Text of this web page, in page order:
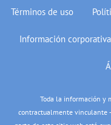
Términos de uso
Información corporativa
Toda la información y
contractualmente vinculante